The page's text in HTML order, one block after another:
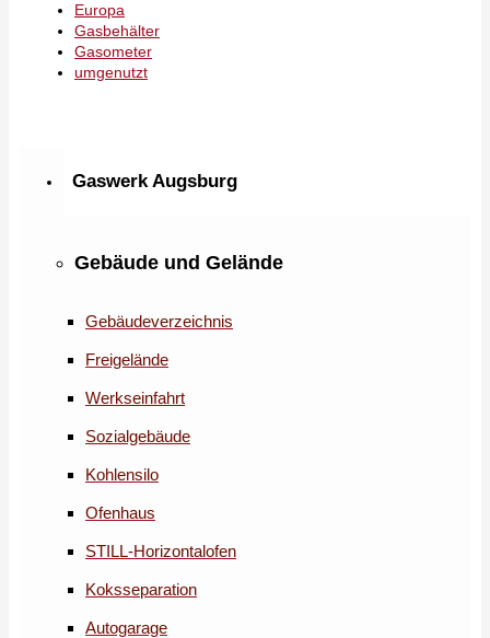
Gaswerk Augsburg
Gebäude und Gelände
Gebäudeverzeichnis
Freigelände
Werkseinfahrt
Sozialgebäude
Kohlensilo
Ofenhaus
STILL-Horizontalofen
Koksseparation
Autogarage
Europa
Gasbehälter
Gasometer
umgenutzt